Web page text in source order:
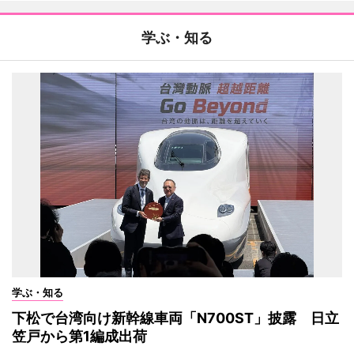
学ぶ・知る
学ぶ・知る
下松で台湾向け新幹線車両「N700ST」披露 日立
笠戸から第1編成出荷